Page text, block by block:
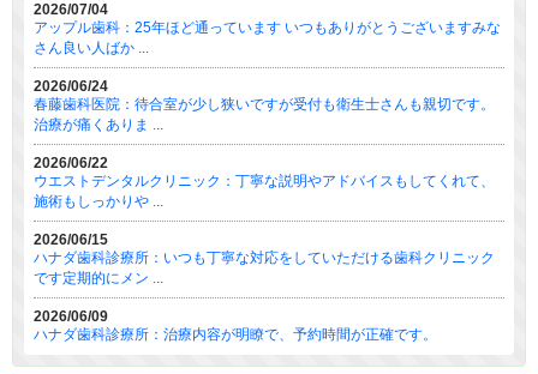
2026/07/04
アップル歯科：25年ほど通っています いつもありがとうございますみな
さん良い人ばか ...
2026/06/24
春藤歯科医院：待合室が少し狭いですが受付も衛生士さんも親切です。
治療が痛くありま ...
2026/06/22
ウエストデンタルクリニック：丁寧な説明やアドバイスもしてくれて、
施術もしっかりや ...
2026/06/15
ハナダ歯科診療所：いつも丁寧な対応をしていただける歯科クリニック
です定期的にメン ...
2026/06/09
ハナダ歯科診療所：治療内容が明瞭で、予約時間が正確です。